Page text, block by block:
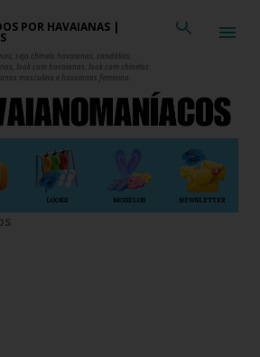
o conteúdo principal
POR HAVAIANAS |
seja chinelo havaianas, sandálias,
look com havaianas, look com chinelos
masculina e havaianas feminina.
LOOKS MODELOS NEWSLETTER